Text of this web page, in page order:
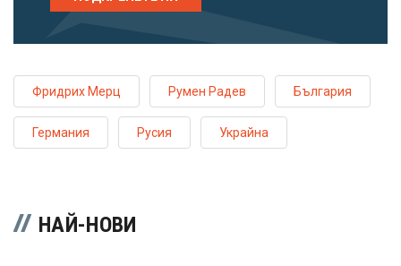
Фридрих Мерц Румен Радев България
Германия Русия Украйна
НАЙ-НОВИ